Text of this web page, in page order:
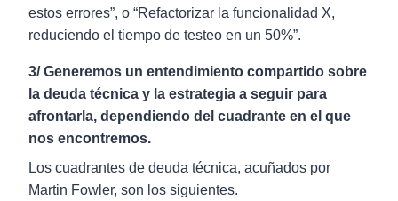
estos errores”, o “Refactorizar la funcionalidad X,
reduciendo el tiempo de testeo en un 50%”.
3/ Generemos un entendimiento compartido sobre
la deuda técnica y la estrategia a seguir para
afrontarla, dependiendo del cuadrante en el que
nos encontremos.
Los cuadrantes de deuda técnica, acuñados por
Martin Fowler, son los siguientes.